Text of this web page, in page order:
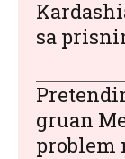
sa
gruan
problem